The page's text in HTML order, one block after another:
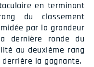
en terminant
du classement
par la grandeur
dernière ronde du
au deuxième rang
la gagnante.